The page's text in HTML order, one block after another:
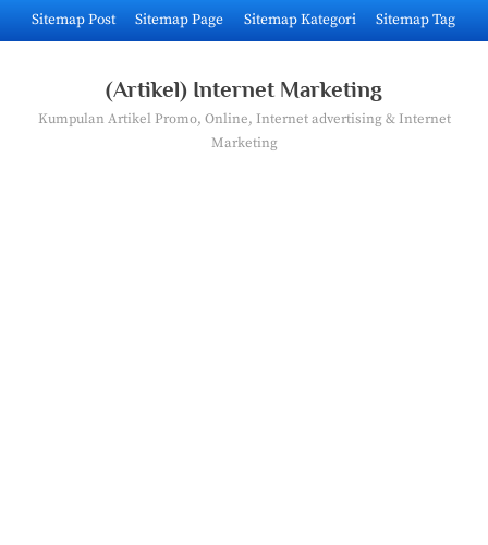
Skip
to
Sitemap Post Sitemap Page Sitemap Kategori Sitemap Tag
(Artikel) Internet Marketing
Kumpulan Artikel Promo, Online, Internet advertising & Internet
Marketing